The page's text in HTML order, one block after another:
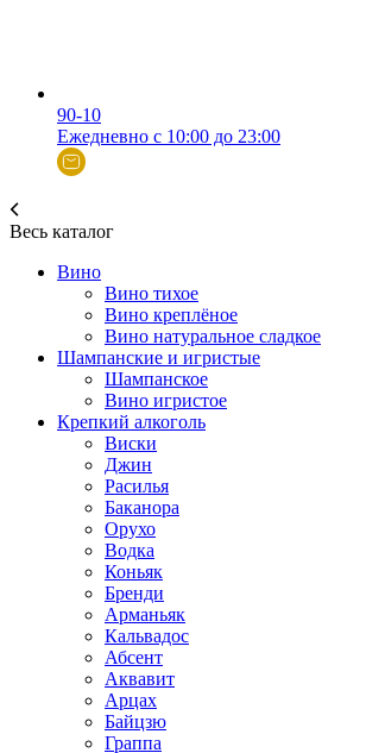
90-10
Ежедневно с 10:00 до 23:00
Весь каталог
Вино
Вино тихое
Вино креплёное
Вино натуральное сладкое
Шампанские и игристые
Шампанское
Вино игристое
Крепкий алкоголь
Виски
Джин
Расилья
Баканора
Орухо
Водка
Коньяк
Бренди
Арманьяк
Кальвадос
Абсент
Аквавит
Арцах
Байцзю
Граппа